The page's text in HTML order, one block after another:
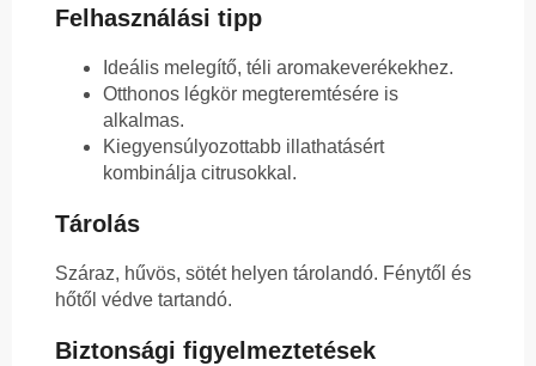
Felhasználási tipp
Ideális melegítő, téli aromakeverékekhez.
Otthonos légkör megteremtésére is
alkalmas.
Kiegyensúlyozottabb illathatásért
kombinálja citrusokkal.
Tárolás
Száraz, hűvös, sötét helyen tárolandó. Fénytől és
hőtől védve tartandó.
Biztonsági figyelmeztetések